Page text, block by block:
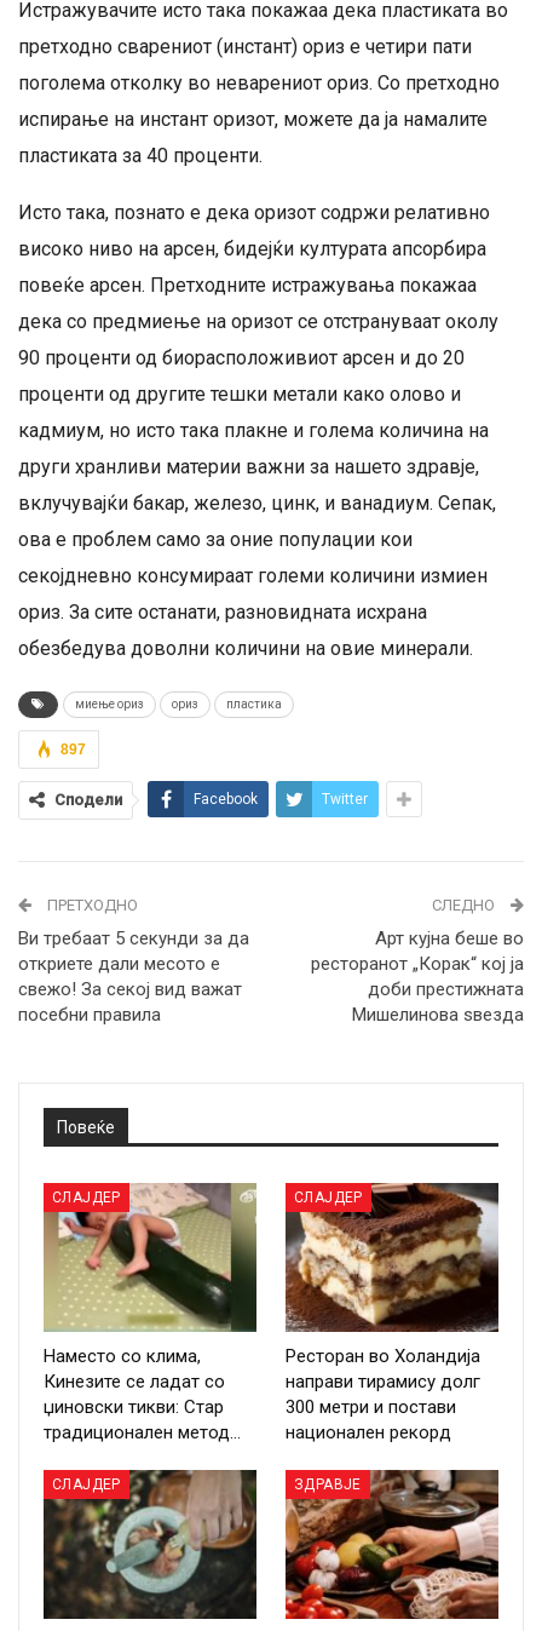
Истражувачите исто така покажаа дека пластиката во
претходно сварениот (инстант) ориз е четири пати
поголема отколку во неварениот ориз. Со претходно
испирање на инстант оризот, можете да ја намалите
пластиката за 40 проценти.
Исто така, познато е дека оризот содржи релативно
високо ниво на арсен, бидејќи културата апсорбира
повеќе арсен. Претходните истражувања покажаа
дека со предмиење на оризот се отстрануваат околу
90 проценти од биорасположивиот арсен и до 20
проценти од другите тешки метали како олово и
кадмиум, но исто така плакне и голема количина на
други хранливи материи важни за нашето здравје,
вклучувајќи бакар, железо, цинк, и ванадиум. Сепак,
ова е проблем само за оние популации кои
секојдневно консумираат големи количини измиен
ориз. За сите останати, разновидната исхрана
обезбедува доволни количини на овие минерали.
миење ориз ориз пластика
897
Сподели Facebook Twitter
ПРЕТХОДНО
Ви требаат 5 секунди за да
откриете дали месото е
свежо! За секој вид важат
посебни правила
СЛЕДНО
Арт кујна беше во
ресторанот „Корак“ кој ја
доби престижната
Мишелинова ѕвезда
Повеќе
СЛАЈДЕР
Наместо со клима,
Кинезите се ладат со
џиновски тикви: Стар
традиционален метод…
СЛАЈДЕР
Ресторан во Холандија
направи тирамису долг
300 метри и постави
национален рекорд
СЛАЈДЕР ЗДРАВЈЕ